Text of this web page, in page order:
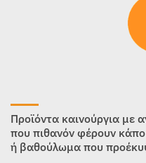
Προϊόντα καινούργια με
που πιθανόν φέρουν
ή βαθούλωμα που